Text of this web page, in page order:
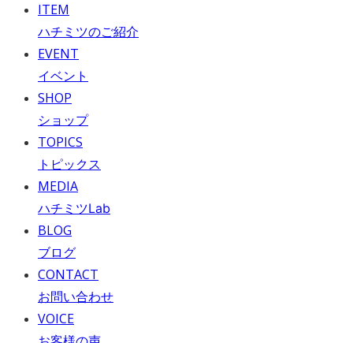
ITEM
ハチミツのご紹介
EVENT
イベント
SHOP
ショップ
TOPICS
トピックス
MEDIA
ハチミツLab
BLOG
ブログ
CONTACT
お問い合わせ
VOICE